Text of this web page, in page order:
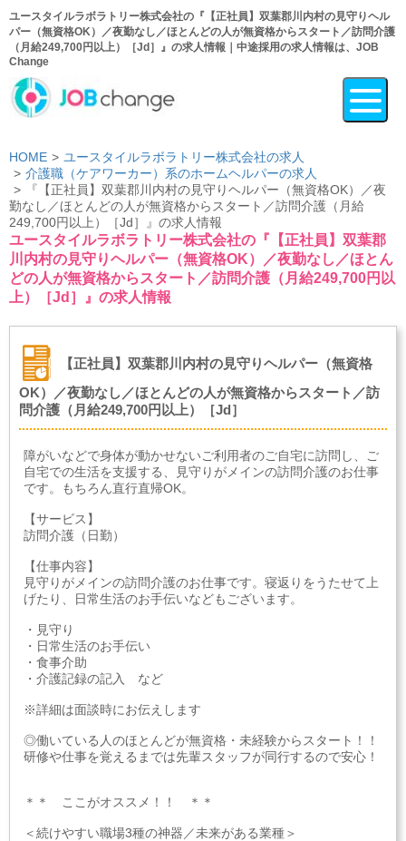
ユースタイルラボラトリー株式会社の『【正社員】双葉郡川内村の見守りヘル
パー（無資格OK）／夜勤なし／ほとんどの人が無資格からスタート／訪問介護
（月給249,700円以上）［Jd］』の求人情報｜中途採用の求人情報は、JOB
Change
HOME
ユースタイルラボラトリー株式会社の求人
介護職（ケアワーカー）系のホームヘルパーの求人
『【正社員】双葉郡川内村の見守りヘルパー（無資格OK）／夜
勤なし／ほとんどの人が無資格からスタート／訪問介護（月給
249,700円以上）［Jd］』の求人情報
ユースタイルラボラトリー株式会社の『【正社員】双葉郡
川内村の見守りヘルパー（無資格OK）／夜勤なし／ほとん
どの人が無資格からスタート／訪問介護（月給249,700円以
上）［Jd］』の求人情報
【正社員】双葉郡川内村の見守りヘルパー（無資格
OK）／夜勤なし／ほとんどの人が無資格からスタート／訪
問介護（月給249,700円以上）［Jd］
障がいなどで身体が動かせないご利用者のご自宅に訪問し、ご
自宅での生活を支援する、見守りがメインの訪問介護のお仕事
です。もちろん直行直帰OK。
【サービス】
訪問介護（日勤）
【仕事内容】
見守りがメインの訪問介護のお仕事です。寝返りをうたせて上
げたり、日常生活のお手伝いなどもございます。
・見守り
・日常生活のお手伝い
・食事介助
・介護記録の記入 など
※詳細は面談時にお伝えします
◎働いている人のほとんどが無資格・未経験からスタート！！
研修や仕事を覚えるまでは先輩スタッフが同行するので安心！
＊＊ ここがオススメ！！ ＊＊
＜続けやすい職場3種の神器／未来がある業種＞